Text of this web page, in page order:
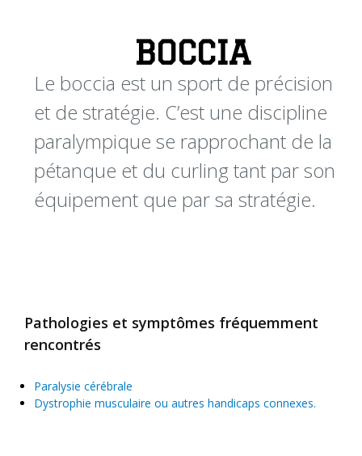
BOCCIA
Le boccia est un sport de précision
et de stratégie. C’est une discipline
paralympique se rapprochant de la
pétanque et du curling tant par son
équipement que par sa stratégie.
Pathologies et symptômes fréquemment
rencontrés
Paralysie cérébrale
Dystrophie musculaire ou autres handicaps connexes.